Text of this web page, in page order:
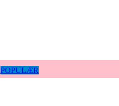
POPULÆR